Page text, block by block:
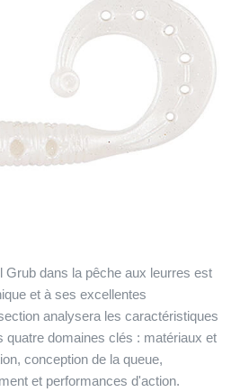
Grub dans la pêche aux leurres est
et à ses excellentes
analysera les caractéristiques
quatre domaines clés : matériaux et
conception de la queue,
et performances d'action.